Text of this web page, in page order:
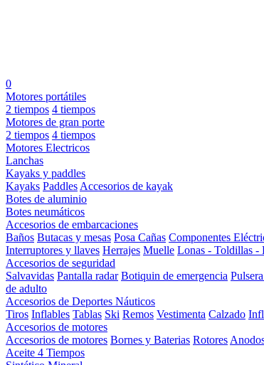
0
Motores portátiles
2 tiempos 4 tiempos
Motores de gran porte
2 tiempos 4 tiempos
Motores Electricos
Lanchas
Kayaks y paddles
Kayaks Paddles Accesorios de kayak
Botes de aluminio
Botes neumáticos
Accesorios de embarcaciones
Baños Butacas y mesas Posa Cañas Componentes
Interruptores y llaves Herrajes Muelle Lonas - Toldillas -
Accesorios de seguridad
Salvavidas Pantalla radar Botiquin de emergencia
de adulto
Accesorios de Deportes Náuticos
Tiros Inflables Tablas Ski Remos Vestimenta Calzado
Accesorios de motores
Accesorios de motores Bornes y Baterias Rotores
Aceite 4 Tiempos